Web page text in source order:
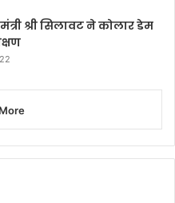
श्री सिलावट ने कोलार डेम